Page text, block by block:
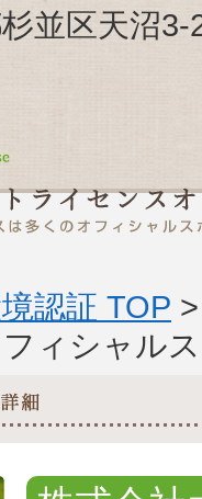
並区天沼
認証 TOP
ィシャル